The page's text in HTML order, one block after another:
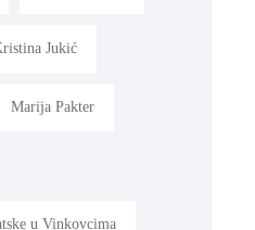
Jukić
Marija Pakter
u Vinkovcima